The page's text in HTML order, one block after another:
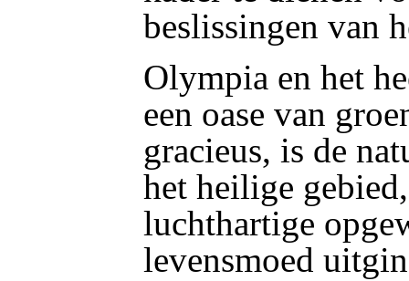
beslissingen van
Olympia en het
een oase van
gracieus, is de
het heilige
luchthartige
levensmoed